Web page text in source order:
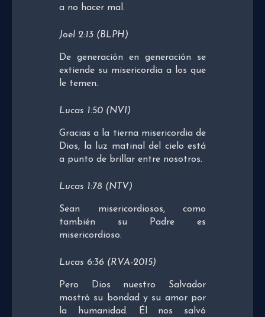
a no hacer mal.
Joel 2:13 (BLPH)
De generación en generación se
extiende su misericordia a los que
le temen.
Lucas 1:50 (NVI)
Gracias a la tierna misericordia de
Dios, la luz matinal del cielo está
a punto de brillar entre nosotros.
Lucas 1:78 (NTV)
Sean misericordiosos, como
también su Padre es
misericordioso.
Lucas 6:36 (RVA-2015)
Pero Dios nuestro Salvador
mostró su bondad y su amor por
la humanidad. Él nos salvó